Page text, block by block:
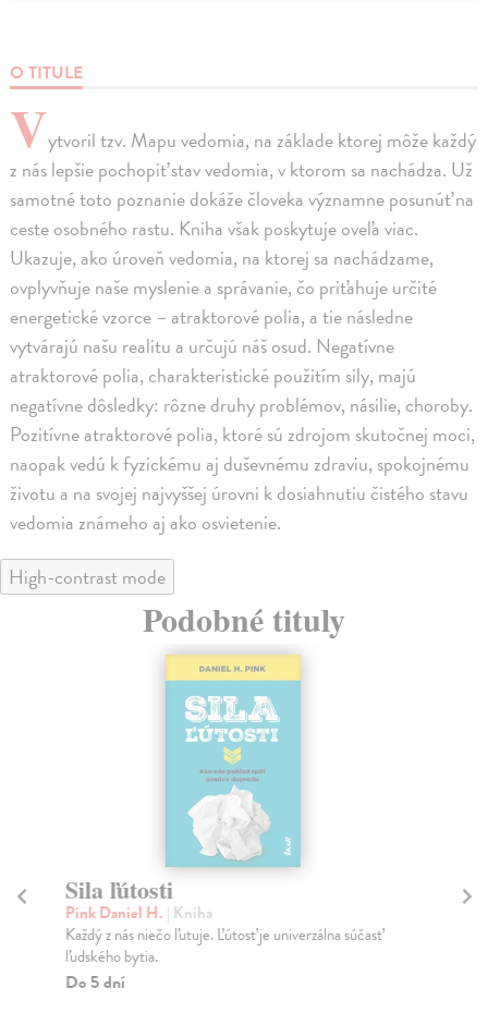
O TITULE
Vytvoril tzv. Mapu vedomia, na základe ktorej môže každý
z nás lepšie pochopiť stav vedomia, v ktorom sa nachádza. Už
samotné toto poznanie dokáže človeka významne posunúť na
ceste osobného rastu. Kniha však poskytuje oveľa viac.
Ukazuje, ako úroveň vedomia, na ktorej sa nachádzame,
ovplyvňuje naše myslenie a správanie, čo priťahuje určité
energetické vzorce – atraktorové polia, a tie následne
vytvárajú našu realitu a určujú náš osud. Negatívne
atraktorové polia, charakteristické použitím sily, majú
negatívne dôsledky: rôzne druhy problémov, násilie, choroby.
Pozitívne atraktorové polia, ktoré sú zdrojom skutočnej moci,
naopak vedú k fyzickému aj duševnému zdraviu, spokojnému
životu a na svojej najvyššej úrovni k dosiahnutiu čistého stavu
vedomia známeho aj ako osvietenie.
High-contrast mode
Podobné tituly
Sila ľútosti
Pink Daniel H. | Kniha
Každý z nás niečo ľutuje. Ľútosť je univerzálna súčasť
ľudského bytia.
Do 5 dní